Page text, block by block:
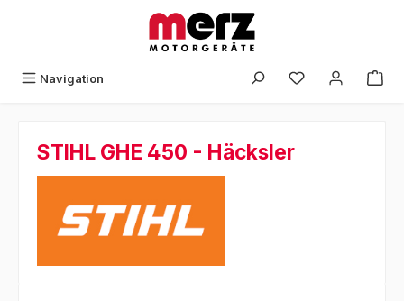
Navigation
STIHL GHE 450 - Häcksler